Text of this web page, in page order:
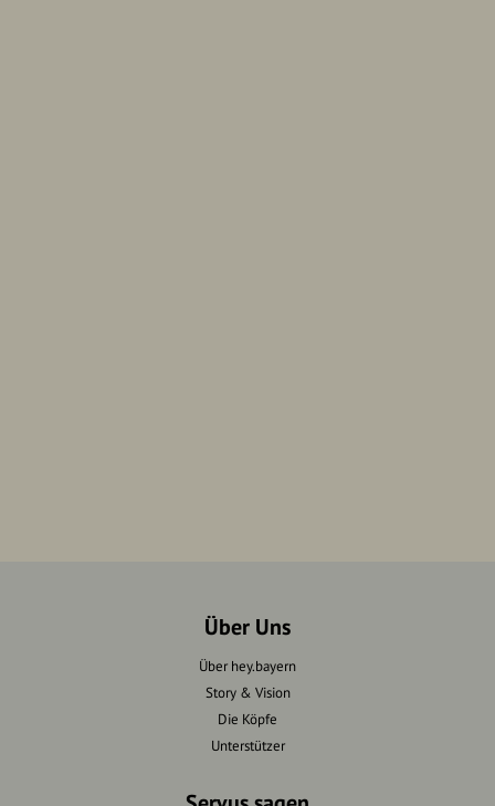
Über Uns
Über hey.bayern
Story & Vision
Die Köpfe
Unterstützer